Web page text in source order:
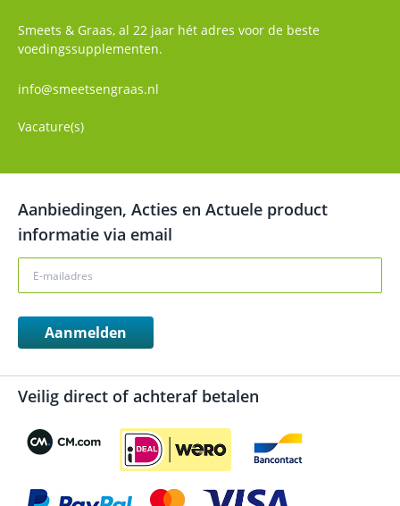
Smeets & Graas, al 22 jaar hét adres voor de beste
voedingssupplementen.
info@smeetsengraas.nl
Vacature(s)
Aanbiedingen, Acties en Actuele product
informatie via email
Aanmelden
Veilig direct of achteraf betalen